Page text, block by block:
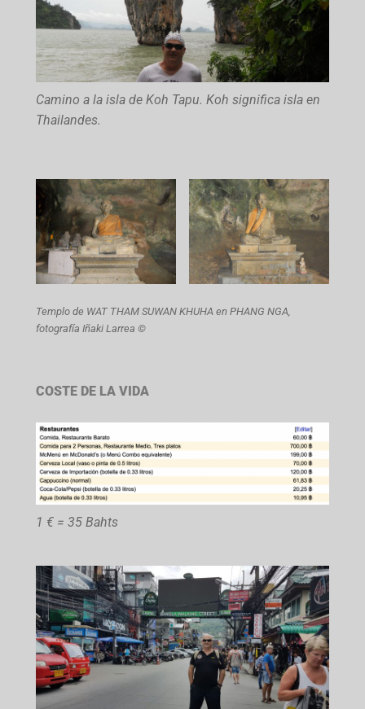
Camino a la isla de Koh Tapu. Koh significa isla en
Thailandes.
Templo de WAT THAM SUWAN KHUHA en PHANG NGA,
fotografía Iñaki Larrea ©
COSTE DE LA VIDA
1 € = 35 Bahts